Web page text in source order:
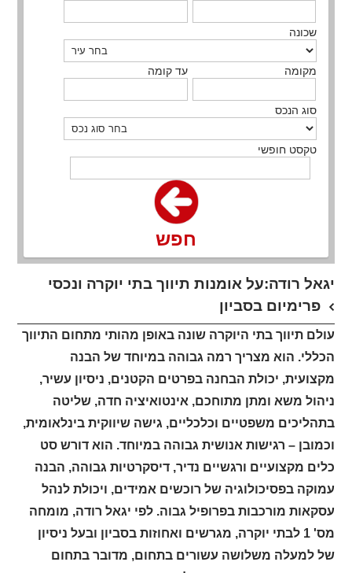
שכונה
מקומה עד קומה
סוג הנכס
טקסט חופשי
חפש
יגאל רודה:על אומנות תיווך בתי יוקרה ונכסי
פרימיום בסביון
עולם תיווך בתי היוקרה שונה באופן מהותי מתחום התיווך
הכללי. הוא מצריך רמה גבוהה במיוחד של הבנה
מקצועית, יכולת הבחנה בפרטים הקטנים, ניסיון עשיר,
ניהול משא ומתן מתוחכם, אינטואיציה חדה, שליטה
בתהליכים משפטיים וכלכליים, גישה שיווקית בינלאומית,
וכמובן – רגישות אנושית גבוהה במיוחד. הוא דורש סט
כלים מקצועיים ורגשיים נדיר, דיסקרטיות גבוהה, הבנה
עמוקה בפסיכולוגיה של רוכשים אמידים, ויכולת לנהל
עסקאות מורכבות בפרופיל גבוה. לפי יגאל רודה, מומחה
מס' 1 לבתי יוקרה, מגרשים ואחוזות בסביון ובעל ניסיון
של למעלה משלושה עשורים בתחום, מדובר בתחום